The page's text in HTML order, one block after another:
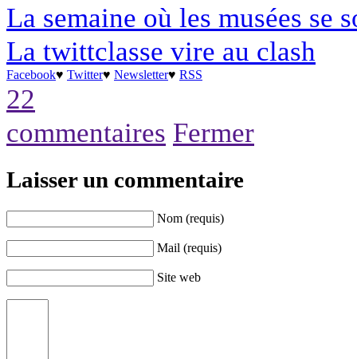
La semaine où les musées se
La twittclasse vire au clash
Facebook♥ Twitter♥ Newsletter♥ RSS
22
commentaires Fermer
Laisser un commentaire
Nom (requis)
Mail (requis)
Site web